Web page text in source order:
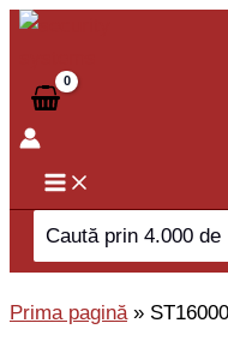
Skip
content
Search
for:
Prima pagină»